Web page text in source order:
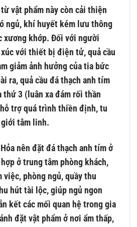
vật phẩm này còn cải thiện
ngủ, khí huyết kém lưu thông
xương khớp. Đối với người
với thiết bị điện tử, quả cầu
giảm ảnh hưởng của tia bức
ra, quả cầu đá thạch anh tím
thứ 3 (luân xa đám rối thần
trợ quá trình thiền định, tu
tâm linh.
nên đặt đá thạch anh tím ở
ở trung tâm phòng khách,
việc, phòng ngủ, quầy thu
hút tài lộc, giúp ngủ ngon
kết các mối quan hệ trong gia
đặt vật phẩm ở nơi ẩm thấp,